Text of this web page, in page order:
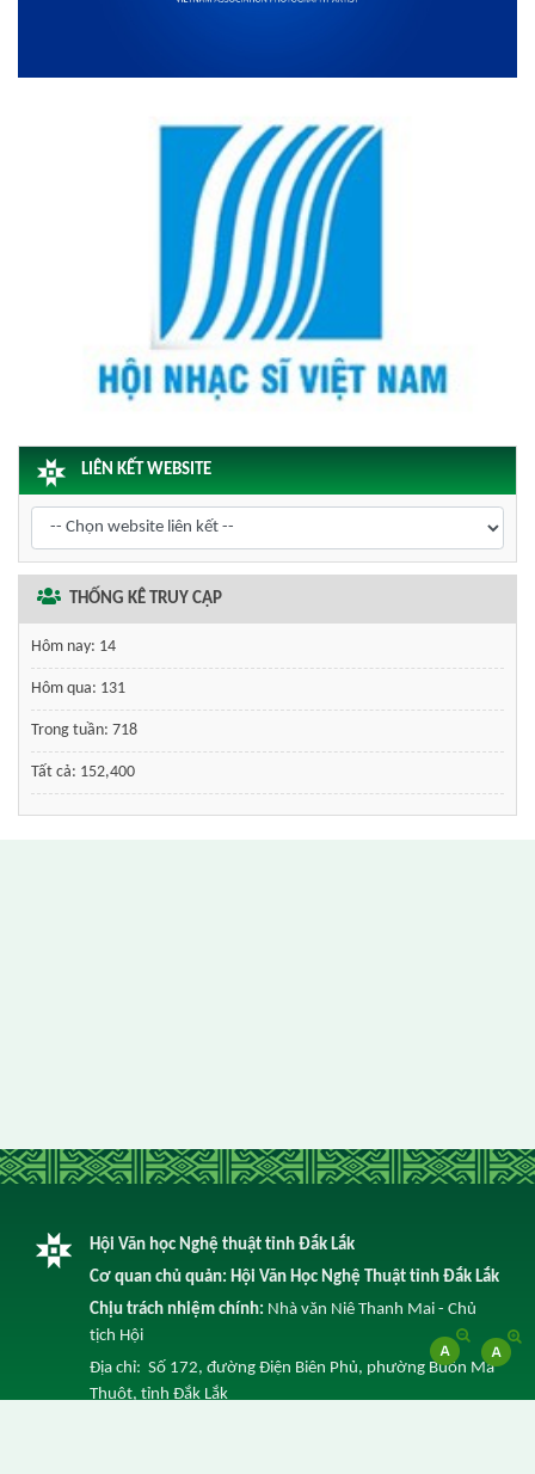
LIÊN KẾT WEBSITE
THỐNG KÊ TRUY CẬP
Hôm nay: 14
Hôm qua: 131
Trong tuần: 718
Tất cả: 152,400
Hội Văn học Nghệ thuật tỉnh Đắk Lắk
Cơ quan chủ quản: Hội Văn Học Nghệ Thuật tỉnh Đắk Lắk
Chịu trách nhiệm chính: Nhà văn Niê Thanh Mai - Chủ
tịch Hội
Địa chỉ: Số 172, đường Điện Biên Phủ, phường Buôn Ma
Thuột, tỉnh Đắk Lắk